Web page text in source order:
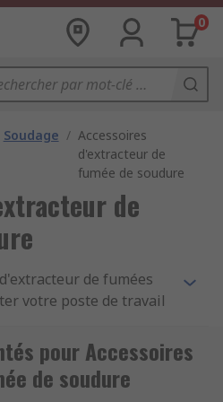
0
Soudage / Accessoires
d'extracteur de
fumée de soudure
de
de fumées
votre poste de travail
Notre gamme
de fumées est
votre marque
pour Accessoires
de soudure